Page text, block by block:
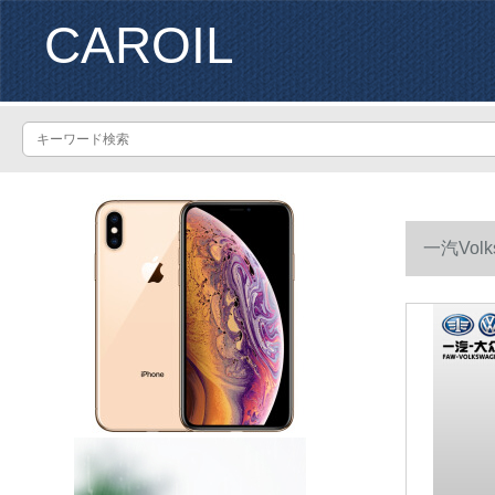
CAROIL
一汽
養セト